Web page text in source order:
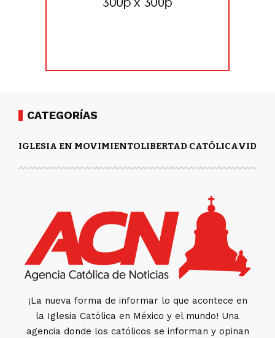
CATEGORÍAS
IGLESIA EN MOVIMIENTOLIBERTAD CATÓLICAVIDA
¡La nueva forma de informar lo que acontece en
la Iglesia Católica en México y el mundo! Una
agencia donde los católicos se informan y opinan